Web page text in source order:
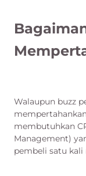
Walaupun buzz
membutuhkan
Management)
pembeli satu kali